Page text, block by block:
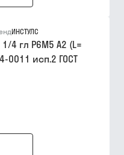
ИНСТУЛС
4 гл Р6М5 A2 (L=
0011 исп.2 ГОСТ